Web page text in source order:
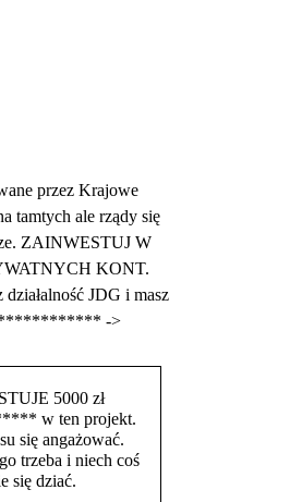
przez Krajowe
tamtych ale rządy się
ZAINWESTUJ W
KONT.
JDG i masz
->
5000 zł
w ten projekt.
się angażować.
trzeba i niech coś
się dziać.